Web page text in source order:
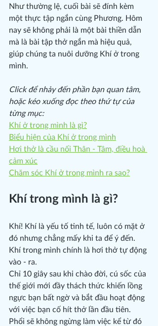
Như thường lệ, cuối bài sẽ đính kèm
một thực tập ngắn cùng Phương. Hôm
nay sẽ không phải là một bài thiền dẫn
mà là bài tập thở ngắn mà hiệu quả,
giúp chúng ta nuôi dưỡng Khí ở trong
mình.
Click để nhảy đến phần bạn quan tâm,
hoặc kéo xuống đọc theo thứ tự của
từng mục:
Khí ở trong mình là gì?
Biểu hiện của Khí ở trong mình
Hơi thở là cầu nối Thân - Tâm, điều hoà
cảm xúc
Chăm sóc Khí ở trong mình ra sao?
Khí trong mình là gì?
Khí! Khí là yếu tố tinh tế, luôn có mặt ở
đó nhưng chẳng mấy khi ta để ý đến.
Khí trong mình chính là hơi thở tự động
vào - ra.
Chỉ 10 giây sau khi chào đời, cú sốc của
thế giới mới đầy thách thức khiến lồng
ngực bạn bất ngờ và bắt đầu hoạt động
với việc bạn cố hít thở lần đầu tiên.
Phổi sẽ không ngừng làm việc kể từ đó